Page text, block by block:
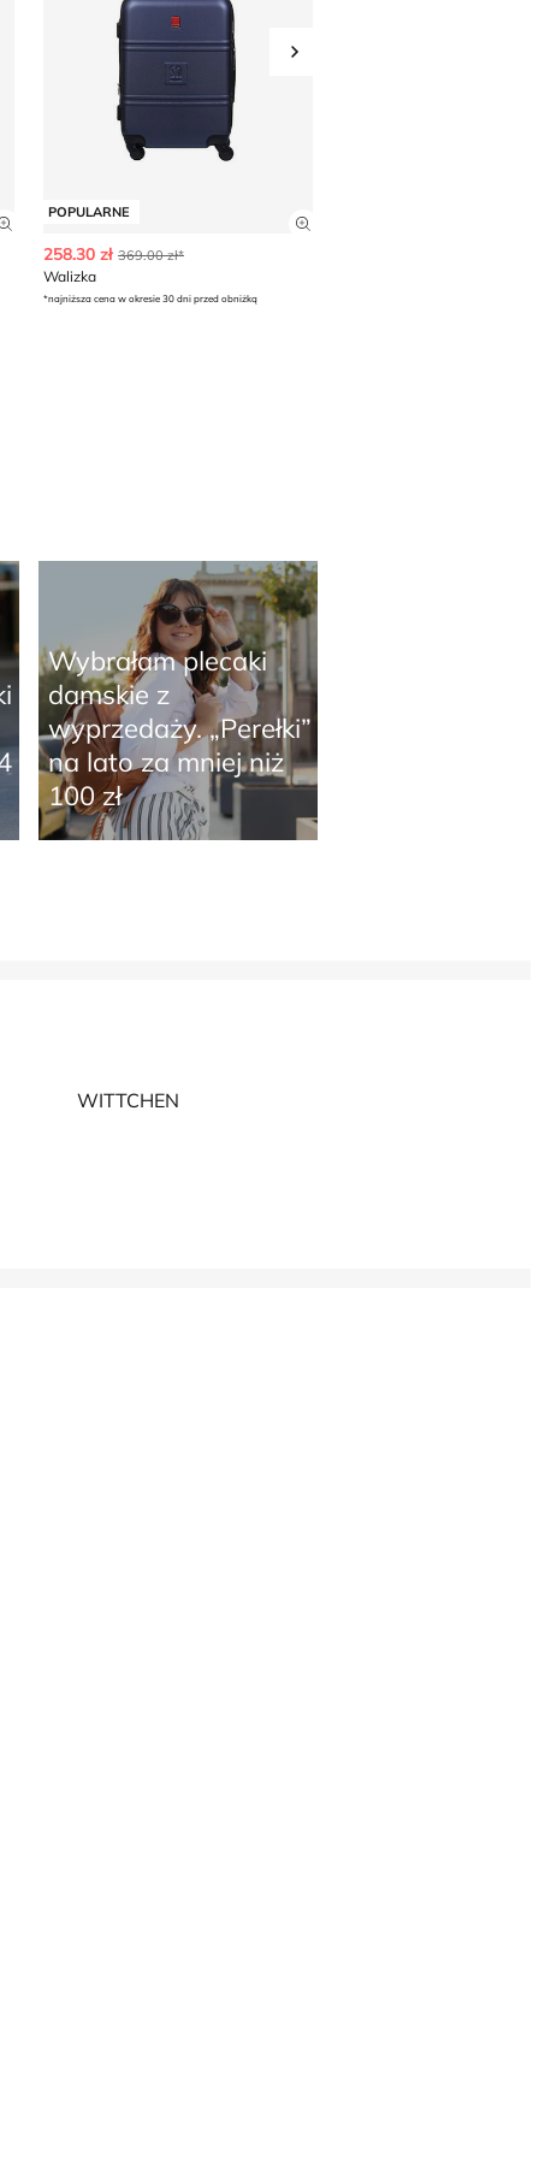
Zobacz szczegóły produktu
POPULARNE
Zobacz szczegóły
258.30 zł 369.00 zł*
Walizka
*najniższa cena w okresie 30 dni przed obniżką
Przesuń w prawo
Wybrałam plecaki
damskie z
wyprzedaży. „Perełki”
na lato za mniej niż
100 zł
WITTCHEN